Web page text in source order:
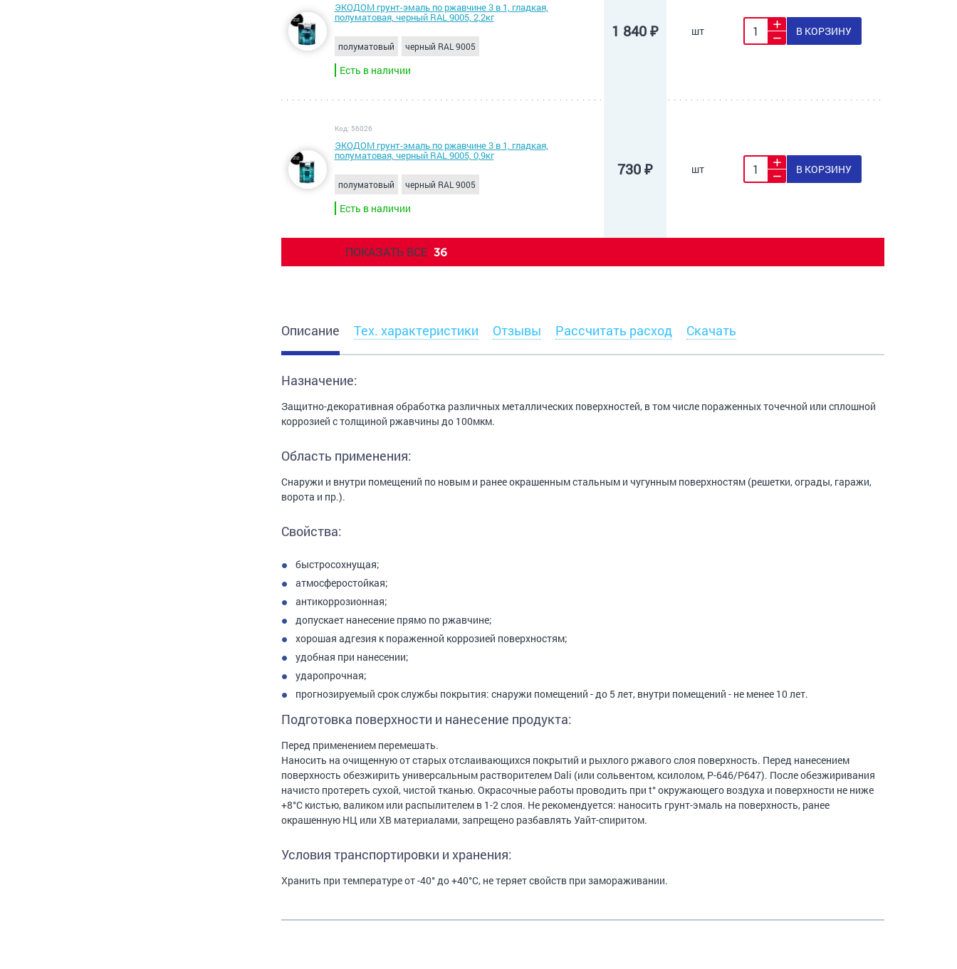
ЭКОДОМ грунт-эмаль по ржавчине 3 в 1, гладкая,
полуматовая, черный RAL 9005, 2,2кг
полуматовый черный RAL 9005
Есть в наличии
1 840 ₽ шт В КОРЗИНУ
Код: 56026
ЭКОДОМ грунт-эмаль по ржавчине 3 в 1, гладкая,
полуматовая, черный RAL 9005, 0,9кг
полуматовый черный RAL 9005
Есть в наличии
730 ₽ шт В КОРЗИНУ
ПОКАЗАТЬ ВСЕ 36
Описание Тех. характеристики Отзывы Рассчитать расход Скачать
Назначение:
Защитно-декоративная обработка различных металлических поверхностей, в том числе пораженных точечной или сплошной
коррозией с толщиной ржавчины до 100мкм.
Область применения:
Снаружи и внутри помещений по новым и ранее окрашенным стальным и чугунным поверхностям (решетки, ограды, гаражи,
ворота и пр.).
Свойства:
быстросохнущая;
атмосферостойкая;
антикоррозионная;
допускает нанесение прямо по ржавчине;
хорошая адгезия к пораженной коррозией поверхностям;
удобная при нанесении;
ударопрочная;
прогнозируемый срок службы покрытия: снаружи помещений - до 5 лет, внутри помещений - не менее 10 лет.
Подготовка поверхности и нанесение продукта:
Перед применением перемешать.
Наносить на очищенную от старых отслаивающихся покрытий и рыхлого ржавого слоя поверхность. Перед нанесением
поверхность обезжирить универсальным растворителем Dali (или сольвентом, ксилолом, Р-646/Р647). После обезжиривания
начисто протереть сухой, чистой тканью. Окрасочные работы проводить при t° окружающего воздуха и поверхности не ниже
+8°С кистью, валиком или распылителем в 1-2 слоя. Не рекомендуется: наносить грунт-эмаль на поверхность, ранее
окрашенную НЦ или ХВ материалами, запрещено разбавлять Уайт-спиритом.
Условия транспортировки и хранения:
Хранить при температуре от -40° до +40°С, не теряет свойств при замораживании.